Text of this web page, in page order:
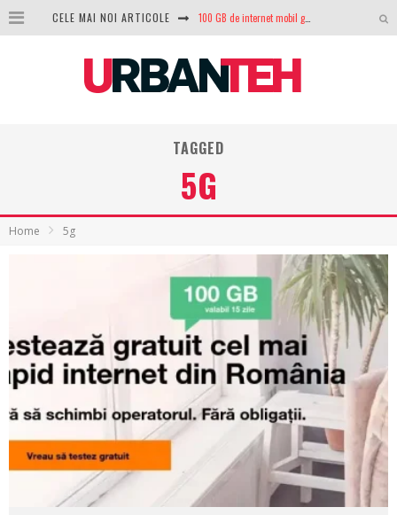
CELE MAI NOI ARTICOLE 100 GB de internet mobil gratuit de la Orange. Fără contract, fără acte și fără obligații
Ce este eSIM și cum îl activezi pe telefon? Ghid complet pentru Android și iPhone
TAGGED
5G
Home 5g